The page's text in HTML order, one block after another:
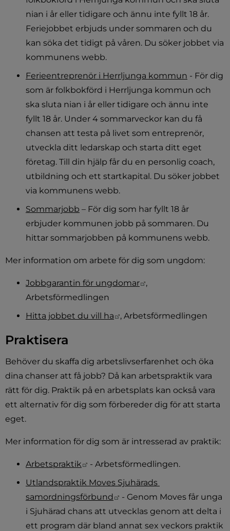
nian i år eller tidigare och ännu inte fyllt 18 år.
Feriejobbet erbjuds under sommaren och du
kan söka det tidigt på våren. Du söker jobbet via
kommunens webb.
Ferieentreprenör i Herrljunga kommun - För dig
som är folkbokförd i Herrljunga kommun och
ska sluta nian i år eller tidigare och ännu inte
fyllt 18 år. Under 4 sommarveckor kan du få
chansen att testa på livet som entreprenör,
utveckla ditt ledarskap och starta ditt eget
företag. Till din hjälp får du en personlig coach,
utbildning och ett startkapital. Du söker jobbet
via kommunens webb.
Sommarjobb – För dig som har fyllt 18 år
erbjuder kommunen jobb på sommaren. Du
hittar sommarjobben på kommunens webb.
Mer information om arbete för dig som ungdom:
Jobbgarantin för ungdomar Länk till annan
,
Arbetsförmedlingen
Hitta jobbet du vill ha
Länk till annan webbplats.
, Arbetsförmedlingen
Praktisera
Behöver du skaffa dig arbetslivserfarenhet och öka
dina chanser att få jobb? Då kan arbetspraktik vara
rätt för dig. Praktik på en arbetsplats kan också vara
ett alternativ för dig som förbereder dig för att starta
eget.
Mer information för dig som är intresserad av praktik:
Arbetspraktik Länk till annan webbplats.
- Arbetsförmedlingen.
Utlandspraktik Moves Sjuhärads
samordningsförbund
Länk till annan webbplats.
- Genom Moves får unga
i Sjuhärad chans att utvecklas genom att delta i
ett program där bland annat sex veckors praktik